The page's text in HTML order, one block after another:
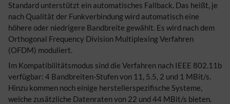
Standard unterstützt ein automatisches Fallback. Das heißt, je
nach Qualität der Funkverbindung wird automatisch eine
höhere oder niedrigere Bandbreite gewählt. Es wird nach dem
Orthogonal Frequency Division Multiplexing Verfahren
(OFDM) moduliert.
Im Kompatibilitätsmodus sind die Verfahren nach IEEE 802.11b
verfügbar: 4 Bandbreiten-Stufen von 11, 5.5, 2 und 1 MBit/s.
Hinzu kommen noch einige herstellerspezifische Systeme,
welche zusätzliche Datenraten von 22 und 44 MBit/s bieten.